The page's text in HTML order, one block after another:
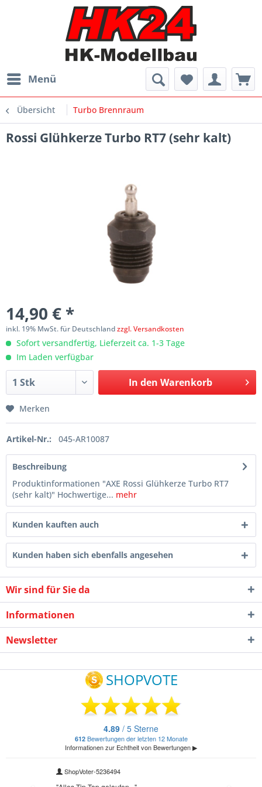
Menü
Übersicht Turbo Brennraum
Rossi Glühkerze Turbo RT7 (sehr kalt)
14,90 € *
inkl. 19% MwSt. für Deutschlandzzgl. Versandkosten
Sofort versandfertig, Lieferzeit ca. 1-3 Tage
Im Laden verfügbar
In den Warenkorb
Merken
Artikel-Nr.: 045-AR10087
Beschreibung
Produktinformationen "AXE Rossi Glühkerze Turbo RT7
(sehr kalt)" Hochwertige... mehr
Kunden kauften auch
Kunden haben sich ebenfalls angesehen
Wir sind für Sie da
Informationen
Newsletter